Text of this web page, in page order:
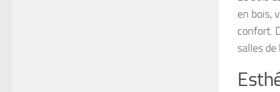
en bois,
confort.
salles de